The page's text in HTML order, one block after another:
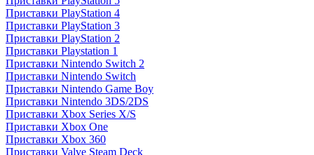
Приставки PlayStation 4
Приставки PlayStation 3
Приставки PlayStation 2
Приставки Playstation 1
Приставки Nintendo Switch 2
Приставки Nintendo Switch
Приставки Nintendo Game Boy
Приставки Nintendo 3DS/2DS
Приставки Xbox Series X/S
Приставки Xbox One
Приставки Xbox 360
Приставки Valve Steam Deck